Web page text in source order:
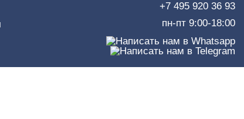
+7 495 920 36 93
пн-пт 9:00-18:00